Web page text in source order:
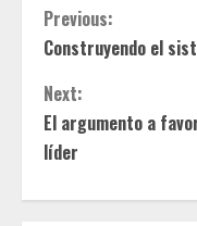
C
o
n
t
i
Previous:
Construyendo el
Next:
El argumento a
líder